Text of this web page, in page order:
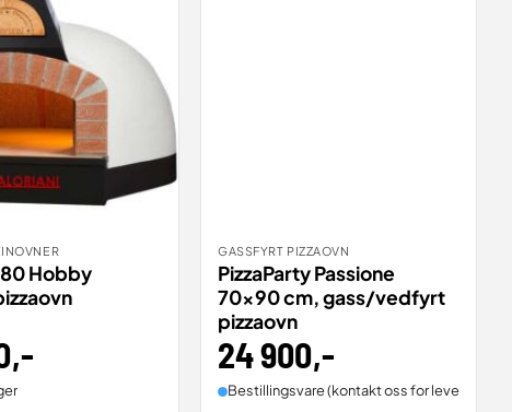
Hobby
,-
BESTILL
GASSFYRT PIZZAOVN
PizzaParty Passione
70×90 cm, gass/vedfyrt
pizzaovn
24 900,-
Bestillingsvare (kontakt oss for leveringstid).